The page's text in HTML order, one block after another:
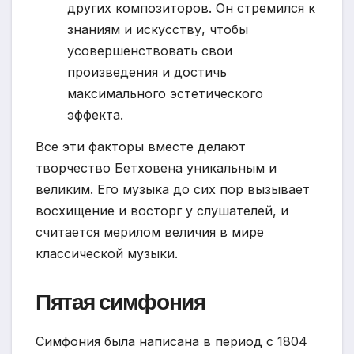
других композиторов. Он стремился к
знаниям и искусству, чтобы
усовершенствовать свои
произведения и достичь
максимального эстетического
эффекта.
Все эти факторы вместе делают
творчество Бетховена уникальным и
великим. Его музыка до сих пор вызывает
восхищение и восторг у слушателей, и
считается мерилом величия в мире
классической музыки.
Пятая симфония
Симфония была написана в период с 1804